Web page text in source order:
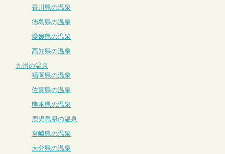
香川県の温泉
徳島県の温泉
愛媛県の温泉
高知県の温泉
九州の温泉
福岡県の温泉
佐賀県の温泉
熊本県の温泉
鹿児島県の温泉
宮崎県の温泉
大分県の温泉